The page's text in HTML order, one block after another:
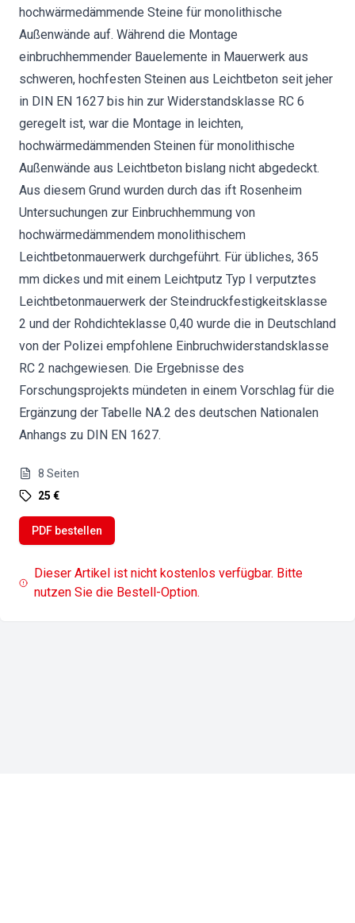
hochwärmedämmende Steine für monolithische
Außenwände auf. Während die Montage
einbruchhemmender Bauelemente in Mauerwerk aus
schweren, hochfesten Steinen aus Leichtbeton seit jeher
in DIN EN 1627 bis hin zur Widerstandsklasse RC 6
geregelt ist, war die Montage in leichten,
hochwärmedämmenden Steinen für monolithische
Außenwände aus Leichtbeton bislang nicht abgedeckt.
Aus diesem Grund wurden durch das ift Rosenheim
Untersuchungen zur Einbruchhemmung von
hochwärmedämmendem monolithischem
Leichtbetonmauerwerk durchgeführt. Für übliches, 365
mm dickes und mit einem Leichtputz Typ I verputztes
Leichtbetonmauerwerk der Steindruckfestigkeitsklasse
2 und der Rohdichteklasse 0,40 wurde die in Deutschland
von der Polizei empfohlene Einbruchwiderstandsklasse
RC 2 nachgewiesen. Die Ergebnisse des
Forschungsprojekts mündeten in einem Vorschlag für die
Ergänzung der Tabelle NA.2 des deutschen Nationalen
Anhangs zu DIN EN 1627.
8 Seiten
25 €
PDF bestellen
Dieser Artikel ist nicht kostenlos verfügbar. Bitte
nutzen Sie die Bestell-Option.